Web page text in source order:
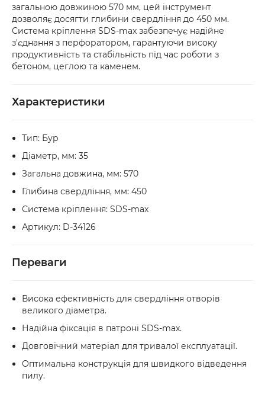
рахунок.
безпосередньо у відділенні. Якщо упаковка
або товар мають пошкодження, обов’язково
оформіть акт разом із працівником служби
доставки.
загальною довжиною 570 мм, цей інструмент
дозволяє досягти глибини свердління до 450 мм.
Система кріплення SDS-max забезпечує надійне
з'єднання з перфоратором, гарантуючи високу
продуктивність та стабільність під час роботи з
бетоном, цеглою та каменем.
Характеристики
Тип: Бур
Діаметр, мм: 35
Загальна довжина, мм: 570
Глибина свердління, мм: 450
Система кріплення: SDS-max
Артикул: D-34126
Переваги
Висока ефективність для свердління отворів
великого діаметра.
Надійна фіксація в патроні SDS-max.
Довговічний матеріал для тривалої експлуатації.
Оптимальна конструкція для швидкого відведення
пилу.